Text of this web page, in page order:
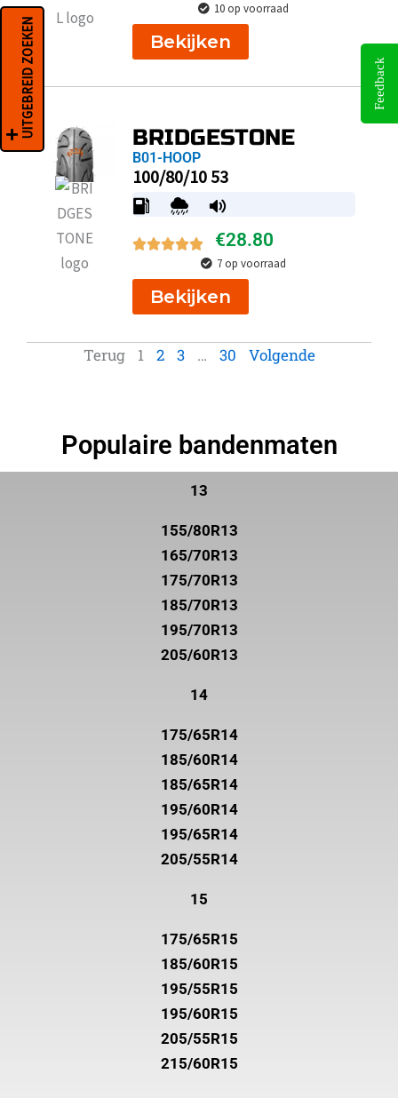
10 op voorraad
Bekijken
BRIDGESTONE
B01-HOOP
100/80/10 53
€28.80
7 op voorraad
Bekijken
Terug 1 2 3 … 30 Volgende
Populaire bandenmaten
13
155/80R13
165/70R13
175/70R13
185/70R13
195/70R13
205/60R13
14
175/65R14
185/60R14
185/65R14
195/60R14
195/65R14
205/55R14
15
175/65R15
185/60R15
195/55R15
195/60R15
205/55R15
215/60R15
UITGEBREID ZOEKEN Feedback